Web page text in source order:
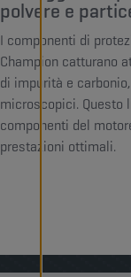
polvere e
I componenti di
Champion catturano
di impurità e
microscopici. Questo
componenti del
prestazioni ottimali.